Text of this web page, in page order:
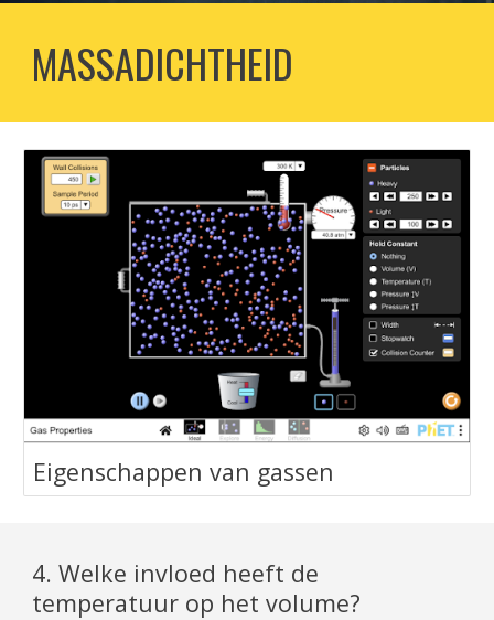
MASSADICHTHEID
‪Eigenschappen van gassen‬
4. Welke invloed heeft de
temperatuur op het volume?